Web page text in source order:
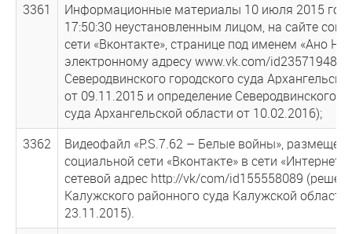
3361
Информационные материалы 10 июля 2015
17:50:30 неустановленным лицом, на сайте
сети «Вконтакте», странице под именем «Ано
электронному адресу www.vk.com/id235719485
Северодвинского городского суда
от 09.11.2015 и определение Северодвинского
суда Архангельской области от 10.02.2016);
3362
Видеофайл «P.S.7.62 – Белые войны»,
социальной сети «Вконтакте» в сети
сетевой адрес http://vk/com/id155558089
Калужского районного суда Калужской области
23.11.2015).